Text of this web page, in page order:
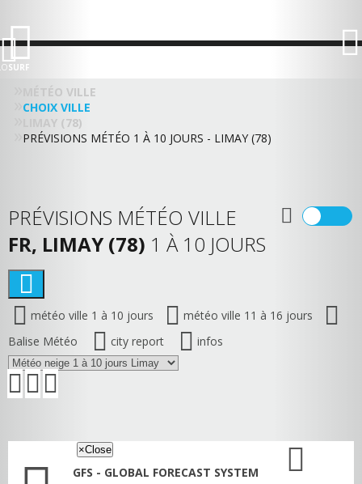
SURF
MÉTÉO VILLE
CHOIX VILLE
LIMAY (78)
PRÉVISIONS MÉTÉO 1 À 10 JOURS - LIMAY (78)
PRÉVISIONS MÉTÉO VILLE
FR, LIMAY (78) 1 À 10 JOURS
météo ville 1 à 10 jours
météo ville 11 à 16 jours
Balise Météo
city report infos
×Close
GFS - GLOBAL FORECAST SYSTEM